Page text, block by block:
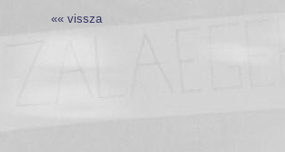
«« vissza